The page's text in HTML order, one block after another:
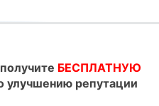
БЕСПЛАТНУЮ
улучшению репутации